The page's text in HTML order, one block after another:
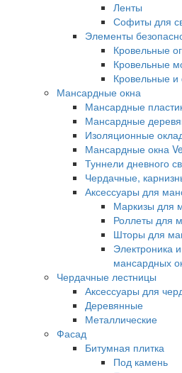
Ленты
Софиты для
Элементы
Кровельные
Кровельные
Кровельные
Мансардные окна
Мансардные
Мансардные
Изоляционные
Мансардные окна
Туннели дневного
Чердачные,
Аксессуары для
Маркизы для
Роллеты для
Шторы для
Электроника
мансардных
Чердачные лестницы
Аксессуары для
Деревянные
Металлические
Фасад
Битумная плитка
Под камень